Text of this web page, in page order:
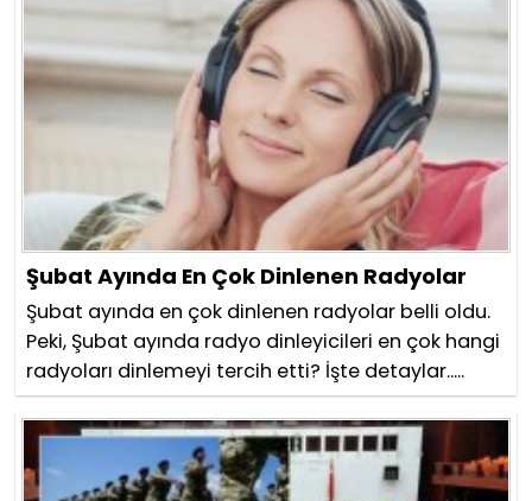
Şubat Ayında En Çok Dinlenen Radyolar
Şubat ayında en çok dinlenen radyolar belli oldu.
Peki, Şubat ayında radyo dinleyicileri en çok hangi
radyoları dinlemeyi tercih etti? İşte detaylar.....